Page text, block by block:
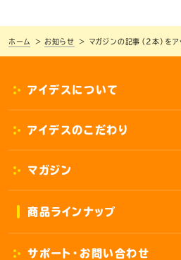
ホーム お知らせ マガジンの記事（2本）をア
アイデスについて
アイデスのこだわり
マガジン
商品ラインナップ
サポート・お問い合わせ